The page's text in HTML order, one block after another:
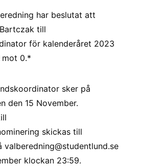
har beslutat att
till
för kalenderåret 2023
mot 0.*
sker på
den 15 November.
skickas till
valberedning@studentlund.se
klockan 23:59.